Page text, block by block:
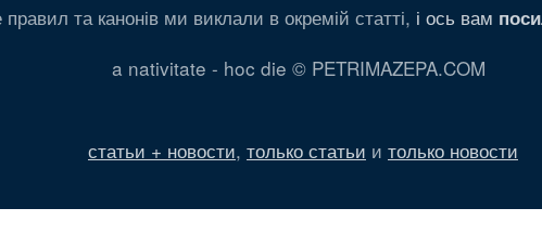
та канонів ми виклали в окремій статті, і ось вам
a nativitate - hoc die © PETRIMAZEPA.COM
статьи + новости, только статьи и только новости